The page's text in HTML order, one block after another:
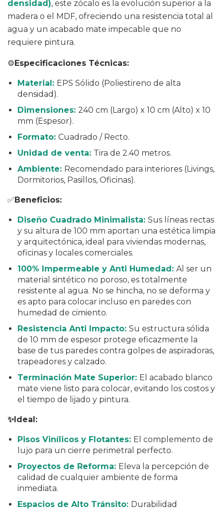
densidad), este zócalo es la evolución superior a la
madera o el MDF, ofreciendo una resistencia total al
agua y un acabado mate impecable que no
requiere pintura.
⚙️ Especificaciones Técnicas:
Material: EPS Sólido (Poliestireno de alta
densidad).
Dimensiones: 240 cm (Largo) x 10 cm (Alto) x 10
mm (Espesor).
Formato: Cuadrado / Recto.
Unidad de venta: Tira de 2.40 metros.
Ambiente: Recomendado para interiores (Livings,
Dormitorios, Pasillos, Oficinas).
✅ Beneficios:
Diseño Cuadrado Minimalista: Sus líneas rectas
y su altura de 100 mm aportan una estética limpia
y arquitectónica, ideal para viviendas modernas,
oficinas y locales comerciales.
100% Impermeable y Anti Humedad: Al ser un
material sintético no poroso, es totalmente
resistente al agua. No se hincha, no se deforma y
es apto para colocar incluso en paredes con
humedad de cimiento.
Resistencia Anti Impacto: Su estructura sólida
de 10 mm de espesor protege eficazmente la
base de tus paredes contra golpes de aspiradoras,
trapeadores y calzado.
Terminación Mate Superior: El acabado blanco
mate viene listo para colocar, evitando los costos y
el tiempo de lijado y pintura.
✨Ideal:
Pisos Vinílicos y Flotantes: El complemento de
lujo para un cierre perimetral perfecto.
Proyectos de Reforma: Eleva la percepción de
calidad de cualquier ambiente de forma
inmediata.
Espacios de Alto Tránsito: Durabilidad